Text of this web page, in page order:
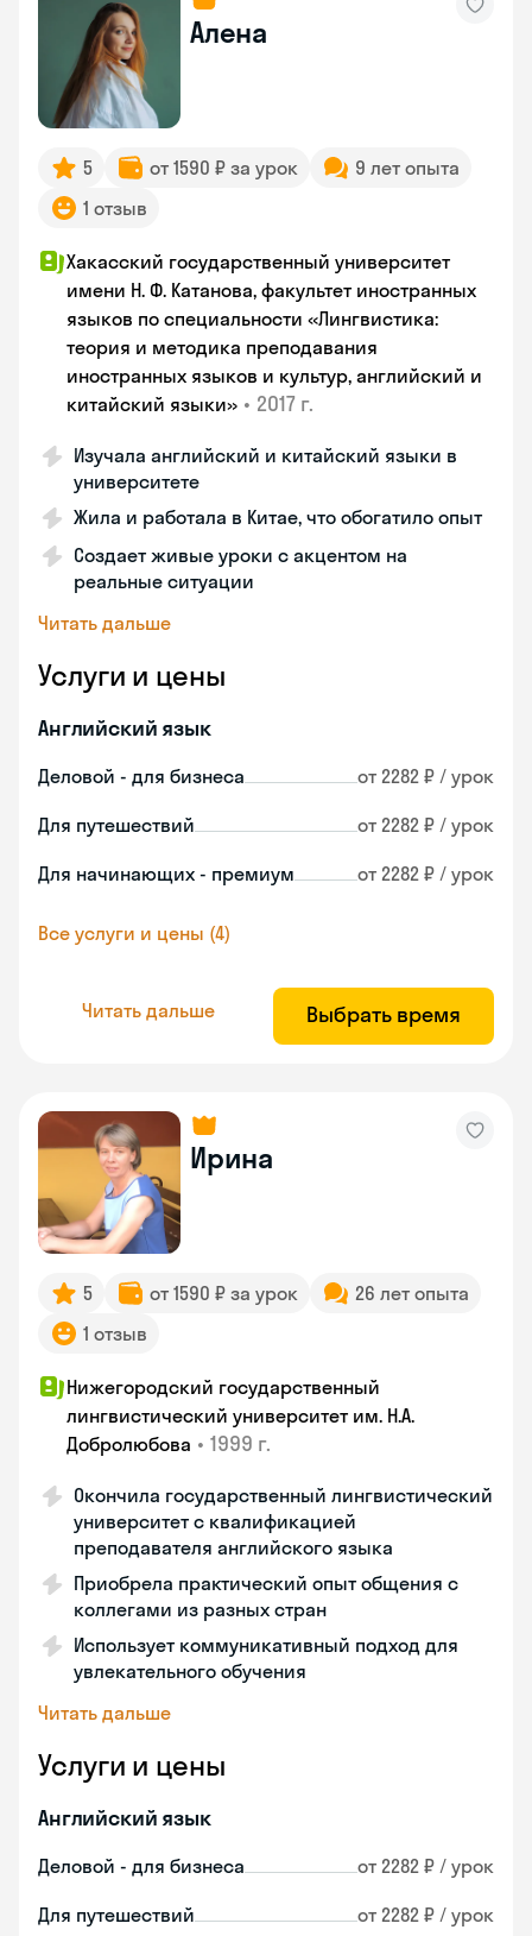
Алена
5 от 1590 ₽ за урок
9 лет опыта
1 отзыв
Хакасский государственный университет
имени Н. Ф. Катанова, факультет иностранных
языков по специальности «Лингвистика:
теория и методика преподавания
иностранных языков и культур, английский и
китайский языки» • 2017 г.
Изучала английский и китайский языки в
университете
Жила и работала в Китае, что обогатило опыт
Создает живые уроки с акцентом на
реальные ситуации
Читать дальше
Услуги и цены
Английский язык
Деловой - для бизнеса от 2282 ₽ / урок
Для путешествий от 2282 ₽ / урок
Для начинающих - премиум от 2282 ₽ / урок
Все услуги и цены (4)
Читать дальше Выбрать время
Ирина
5 от 1590 ₽ за урок
26 лет опыта
1 отзыв
Нижегородский государственный
лингвистический университет им. Н.А.
Добролюбова • 1999 г.
Окончила государственный лингвистический
университет с квалификацией
преподавателя английского языка
Приобрела практический опыт общения с
коллегами из разных стран
Использует коммуникативный подход для
увлекательного обучения
Читать дальше
Услуги и цены
Английский язык
Деловой - для бизнеса от 2282 ₽ / урок
Для путешествий от 2282 ₽ / урок